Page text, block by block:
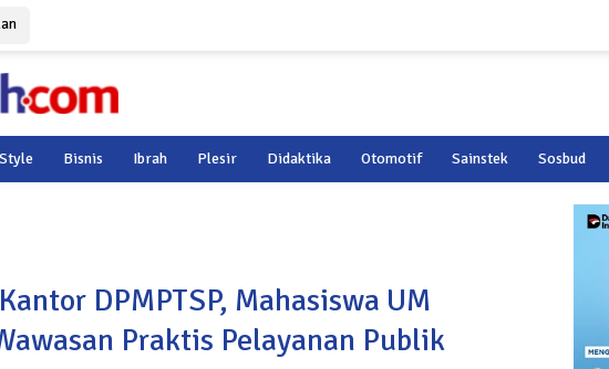
Bisnis Ibrah Plesir Didaktika Otomotif Sainstek Sosbud
DPMPTSP, Mahasiswa UM
Praktis Pelayanan Publik